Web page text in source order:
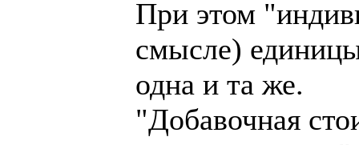
При этом
смысле)
одна и та же.
"Добавочная